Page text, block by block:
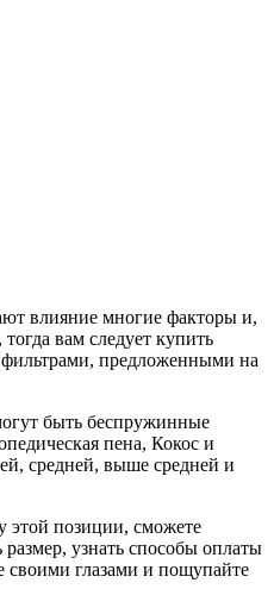
влияние многие факторы и,
вам следует купить
фильтрами, предложенными на
быть беспружинные
пена, Кокос и
средней, выше средней и
этой позиции, сможете
узнать способы оплаты
своими глазами и пощупайте